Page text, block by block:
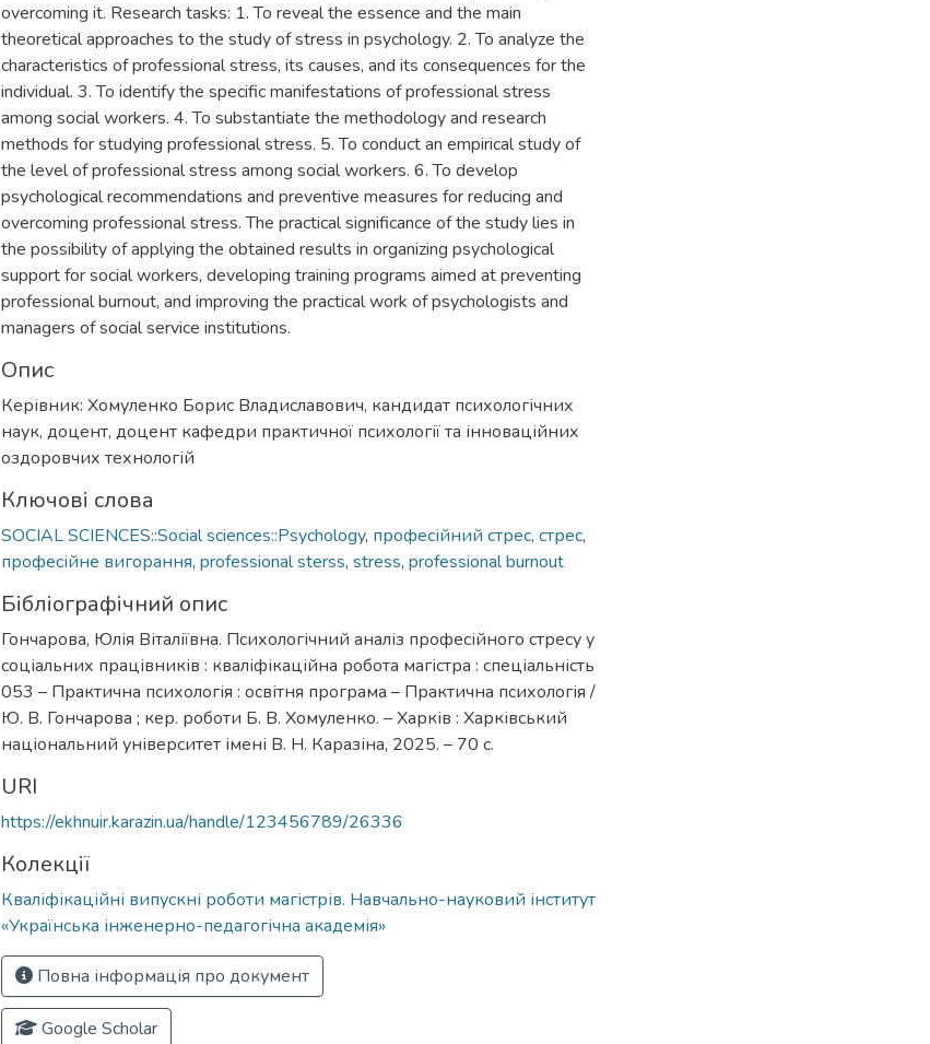
overcoming it. Research tasks: 1. To reveal the essence and the main
theoretical approaches to the study of stress in psychology. 2. To analyze the
characteristics of professional stress, its causes, and its consequences for the
individual. 3. To identify the specific manifestations of professional stress
among social workers. 4. To substantiate the methodology and research
methods for studying professional stress. 5. To conduct an empirical study of
the level of professional stress among social workers. 6. To develop
psychological recommendations and preventive measures for reducing and
overcoming professional stress. The practical significance of the study lies in
the possibility of applying the obtained results in organizing psychological
support for social workers, developing training programs aimed at preventing
professional burnout, and improving the practical work of psychologists and
managers of social service institutions.
Опис
Керівник: Хомуленко Борис Владиславович, кандидат психологічних
наук, доцент, доцент кафедри практичної психології та інноваційних
оздоровчих технологій
Ключові слова
SOCIAL SCIENCES::Social sciences::Psychology, професійний стрес, стрес,
професійне вигорання, professional sterss, stress, professional burnout
Бібліографічний опис
Гончарова, Юлія Віталіївна. Психологічний аналіз професійного стресу у
соціальних працівників : кваліфікаційна робота магістра : спеціальність
053 – Практична психологія : освітня програма – Практична психологія /
Ю. В. Гончарова ; кер. роботи Б. В. Хомуленко. – Харків : Харківський
національний університет імені В. Н. Каразіна, 2025. – 70 с.
URI
https://ekhnuir.karazin.ua/handle/123456789/26336
Колекції
Кваліфікаційні випускні роботи магістрів. Навчально-науковий інститут
«Українська інженерно-педагогічна академія»
Повна інформація про документ
Google Scholar